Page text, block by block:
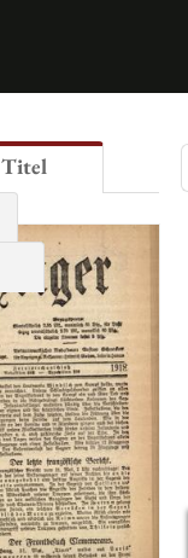
Titel